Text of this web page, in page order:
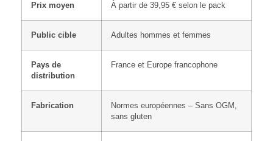
Prix moyen À partir de 39,95 € selon le pack
Public cible Adultes hommes et femmes
Pays de
distribution
France et Europe francophone
Fabrication
Normes européennes – Sans OGM,
sans gluten